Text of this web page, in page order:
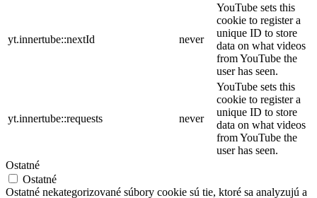
yt.innertube::nextId never
YouTube sets this
cookie to register a
unique ID to store
data on what videos
from YouTube the
user has seen.
yt.innertube::requests never
YouTube sets this
cookie to register a
unique ID to store
data on what videos
from YouTube the
user has seen.
Ostatné
Ostatné
Ostatné nekategorizované súbory cookie sú tie, ktoré sa analyzujú a